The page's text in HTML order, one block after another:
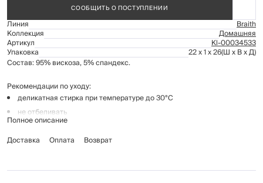
СООБЩИТЬ О ПОСТУПЛЕНИИ
Линия Braith
Коллекция Домашняя
Артикул Kl-00034533
Упаковка 22 x 1 x 26(Ш x В x Д)
Состав: 95% вискоза, 5% спандекс.
Рекомендации по уходу:
деликатная стирка при температуре до 30°C
не отбеливать
гладить при низкой температуре (до 110°C)
химчистка запрещена
Полное описание
Доставка
Оплата Возврат